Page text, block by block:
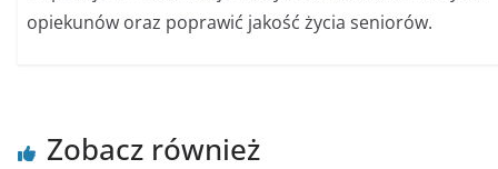
opiekunów oraz poprawić jakość życia seniorów.
Zobacz również